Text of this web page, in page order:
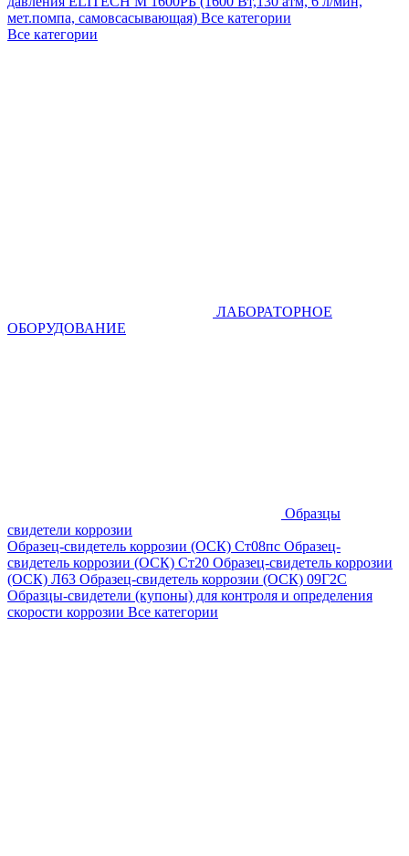
мет.помпа, самовсасывающая) Все категории
Все категории
ЛАБОРАТОРНОЕ
ОБОРУДОВАНИЕ
Образцы
свидетели коррозии
Образец-свидетель коррозии (ОСК) Ст08пс Образец-
свидетель коррозии (ОСК) Ст20 Образец-свидетель коррозии
(ОСК) Л63 Образец-свидетель коррозии (ОСК) 09Г2С
Образцы-свидетели (купоны) для контроля и определения
скорости коррозии Все категории